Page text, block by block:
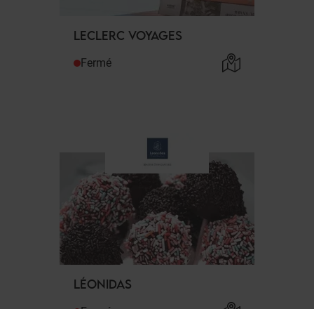
LECLERC VOYAGES
Fermé
LÉONIDAS